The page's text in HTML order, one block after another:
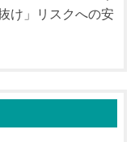
け」リスクへの安